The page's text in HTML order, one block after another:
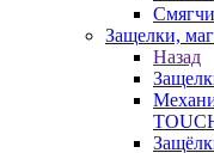
Защелки,
Назад